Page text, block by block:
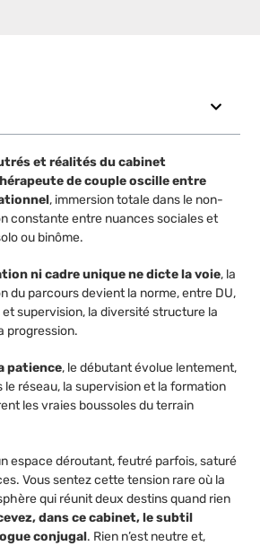
et réalités du cabinet
de couple oscille entre
, immersion totale dans le non-
constante entre nuances sociales et
ou binôme.
ni cadre unique ne dicte la voie, la
du parcours devient la norme, entre DU,
supervision, la diversité structure la
progression.
patience, le débutant évolue lentement,
le réseau, la supervision et la formation
les vraies boussoles du terrain
espace déroutant, feutré parfois, saturé
Vous sentez cette tension rare où la
qui réunit deux destins quand rien
dans ce cabinet, le subtil
conjugal. Rien n’est neutre et,